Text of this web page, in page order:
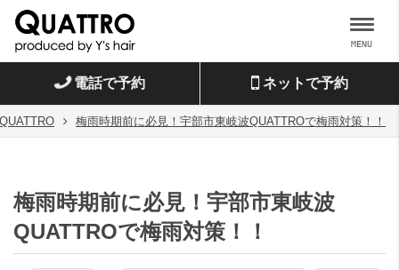
電話で予約 ネットで予約
QUATTRO 梅雨時期前に必見！宇部市東岐波QUATTROで梅雨対策！！
梅雨時期前に必見！宇部市東岐波
QUATTROで梅雨対策！！
MENU